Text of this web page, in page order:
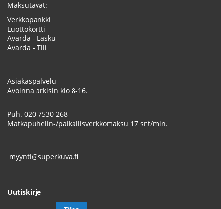
Maksutavat:
Verkkopankki
Luottokortti
Avarda - Lasku
Avarda - Tili
Asiakaspalvelu
Avoinna arkisin klo 8-16.
Puh. 020 7530 268
Matkapuhelin-/paikallisverkkomaksu 17 snt/min.
myynti@superkuva.fi
Uutiskirje